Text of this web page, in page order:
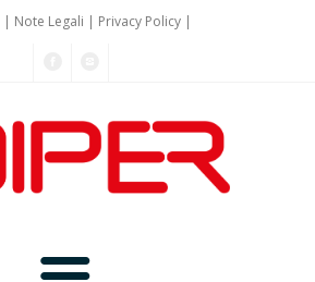
| Note Legali | Privacy Policy|